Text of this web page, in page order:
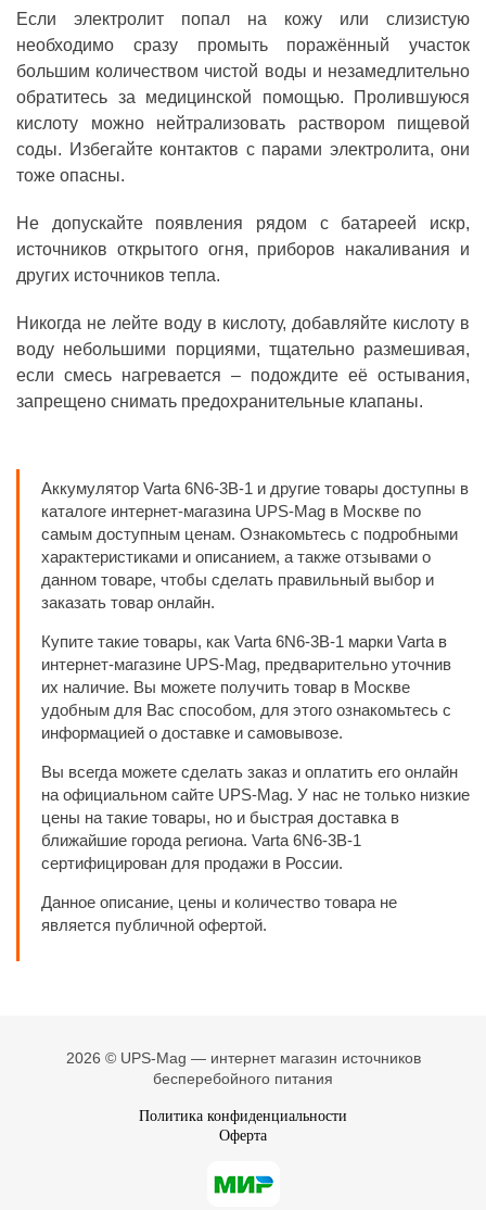
Если электролит попал на кожу или слизистую
необходимо сразу промыть поражённый участок
большим количеством чистой воды и незамедлительно
обратитесь за медицинской помощью. Пролившуюся
кислоту можно нейтрализовать раствором пищевой
соды. Избегайте контактов с парами электролита, они
тоже опасны.
Не допускайте появления рядом с батареей искр,
источников открытого огня, приборов накаливания и
других источников тепла.
Никогда не лейте воду в кислоту, добавляйте кислоту в
воду небольшими порциями, тщательно размешивая,
если смесь нагревается – подождите её остывания,
запрещено снимать предохранительные клапаны.
Аккумулятор Varta 6N6-3B-1 и другие товары доступны в
каталоге интернет-магазина UPS-Mag в Москве по
самым доступным ценам. Ознакомьтесь с подробными
характеристиками и описанием, а также отзывами о
данном товаре, чтобы сделать правильный выбор и
заказать товар онлайн.
Купите такие товары, как Varta 6N6-3B-1 марки Varta в
интернет-магазине UPS-Mag, предварительно уточнив
их наличие. Вы можете получить товар в Москве
удобным для Вас способом, для этого ознакомьтесь с
информацией о доставке и самовывозе.
Вы всегда можете сделать заказ и оплатить его онлайн
на официальном сайте UPS-Mag. У нас не только низкие
цены на такие товары, но и быстрая доставка в
ближайшие города региона. Varta 6N6-3B-1
сертифицирован для продажи в России.
Данное описание, цены и количество товара не
является публичной офертой.
2026 © UPS-Mag — интернет магазин источников
бесперебойного питания
Политика конфиденциальности
Оферта